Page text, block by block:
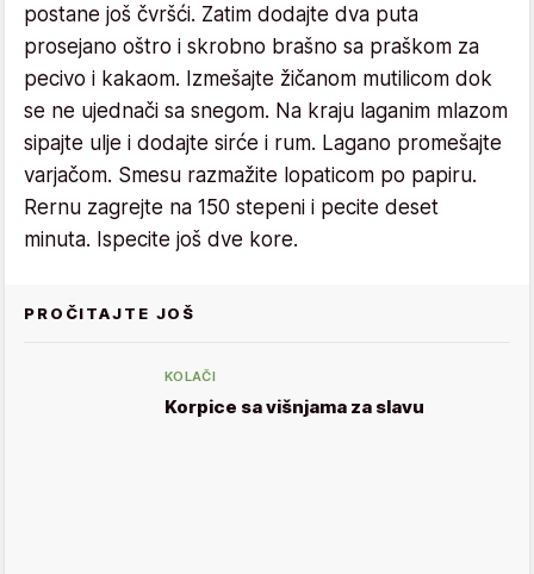
postane još čvršći. Zatim dodajte dva puta
prosejano oštro i skrobno brašno sa praškom za
pecivo i kakaom. Izmešajte žičanom mutilicom dok
se ne ujednači sa snegom. Na kraju laganim mlazom
sipajte ulje i dodajte sirće i rum. Lagano promešajte
varjačom. Smesu razmažite lopaticom po papiru.
Rernu zagrejte na 150 stepeni i pecite deset
minuta. Ispecite još dve kore.
PROČITAJTE JOŠ
KOLAČI
Korpice sa višnjama za slavu